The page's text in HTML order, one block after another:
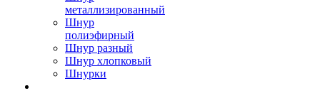
металлизированный
Шнур
полиэфирный
Шнур разный
Шнур хлопковый
Шнурки